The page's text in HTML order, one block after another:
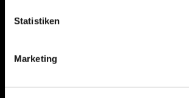
Statistiken
Marketing
Bogenstraße 4A